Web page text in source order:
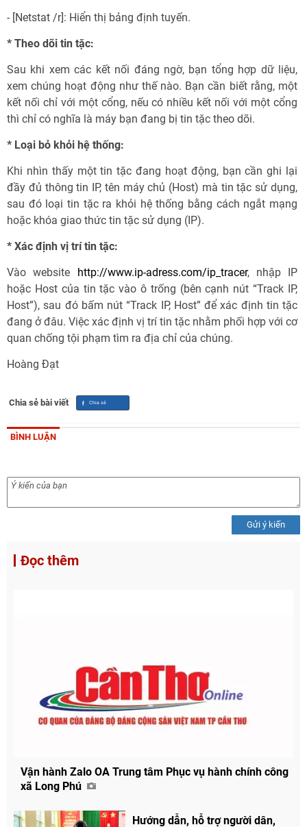
- [Netstat /r]: Hiển thị bảng định tuyến.
* Theo dõi tin tặc:
Sau khi xem các kết nối đáng ngờ, bạn tổng hợp dữ liệu,
xem chúng hoạt động như thế nào. Bạn cần biết rằng, một
kết nối chỉ với một cổng, nếu có nhiều kết nối với một cổng
thì chỉ có nghĩa là máy bạn đang bị tin tặc theo dõi.
* Loại bỏ khỏi hệ thống:
Khi nhìn thấy một tin tặc đang hoạt động, bạn cần ghi lại
đầy đủ thông tin IP, tên máy chủ (Host) mà tin tặc sử dụng,
sau đó loại tin tặc ra khỏi hệ thống bằng cách ngắt mạng
hoặc khóa giao thức tin tặc sử dụng (IP).
* Xác định vị trí tin tặc:
Vào website http://www.ip-adress.com/ip_tracer, nhập IP
hoặc Host của tin tặc vào ô trống (bên cạnh nút “Track IP,
Host”), sau đó bấm nút “Track IP, Host” để xác định tin tặc
đang ở đâu. Việc xác định vị trí tin tặc nhằm phối hợp với cơ
quan chống tội phạm tìm ra địa chỉ của chúng.
Hoàng Đạt
Chia sẻ bài viết
BÌNH LUẬN
Gửi ý kiến
Đọc thêm
Vận hành Zalo OA Trung tâm Phục vụ hành chính công
xã Long Phú
Hướng dẫn, hỗ trợ người dân,